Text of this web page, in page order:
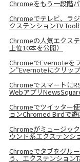
Chromeをもう一段階
Chromeでテレビ、ラ
クステンションTV
Chromeの人気エクス
上位10本を公開）
ChromeでEvernoteを
ン“Evernoteにクリッ
Chromeでスマートに
Webアプリ
Chromeでツイッター
ョンChromed Birdで遊
Chromeがミュージッ
ウンド系エクステンシ
Chromeでタブをグル
う、エクステンション